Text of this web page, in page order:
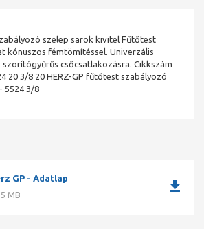
szelep sarok kivitel Fűtőtest
kónuszos fémtömítéssel. Univerzális
szorítógyűrűs csőcsatlakozásra. Cikkszám
20 3/8 20 HERZ-GP fűtőtest szabályozó
5524 3/8
GP - Adatlap
MB
download